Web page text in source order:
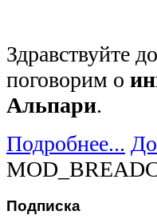
Здравствуйте
поговорим о
Альпари.
Подробнее...
Подписка